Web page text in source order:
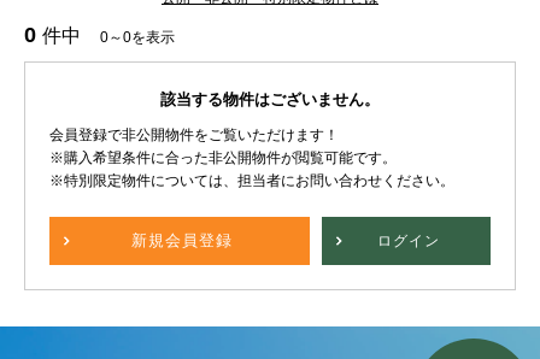
0 件中 0～0を表示
該当する物件はございません。
会員登録で非公開物件をご覧いただけます！
※購入希望条件に合った非公開物件が閲覧可能です。
※特別限定物件については、担当者にお問い合わせください。
新規会員登録 ログイン